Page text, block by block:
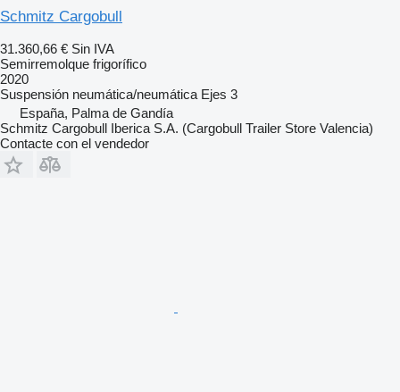
Schmitz Cargobull
31.360,66 € Sin IVA
Semirremolque frigorífico
2020
Suspensión neumática/neumática Ejes 3
España, Palma de Gandía
Schmitz Cargobull Iberica S.A. (Cargobull Trailer Store Valencia)
Contacte con el vendedor